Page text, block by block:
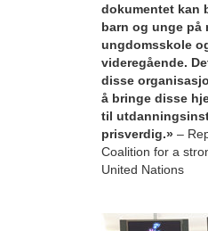
dokumentet kan
barn og unge på
ungdomsskole
videregående.
disse
å bringe disse
til
prisverdig.» –
Coalition for a
United Nations